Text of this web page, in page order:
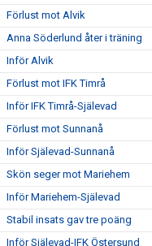
Förlust mot Alvik
Anna Söderlund åter i träning
Inför Alvik
Förlust mot IFK Timrå
Inför IFK Timrå-Själevad
Förlust mot Sunnanå
Inför Själevad-Sunnanå
Skön seger mot Mariehem
Inför Mariehem-Själevad
Stabil insats gav tre poäng
Inför Själevad-IFK Östersund